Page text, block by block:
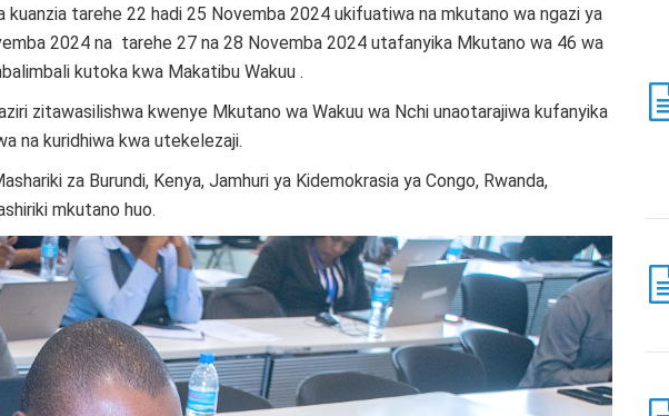
kuanzia tarehe 22 hadi 25 Novemba 2024 ukifuatiwa na mkutano wa ngazi ya
2024 na tarehe 27 na 28 Novemba 2024 utafanyika Mkutano wa 46 wa
kutoka kwa Makatibu Wakuu .
zitawasilishwa kwenye Mkutano wa Wakuu wa Nchi unaotarajiwa kufanyika
na kuridhiwa kwa utekelezaji.
za Burundi, Kenya, Jamhuri ya Kidemokrasia ya Congo, Rwanda,
mkutano huo.